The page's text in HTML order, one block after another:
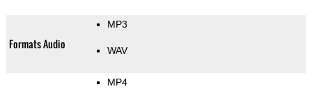
Formats Audio
MP3
WAV
MP4